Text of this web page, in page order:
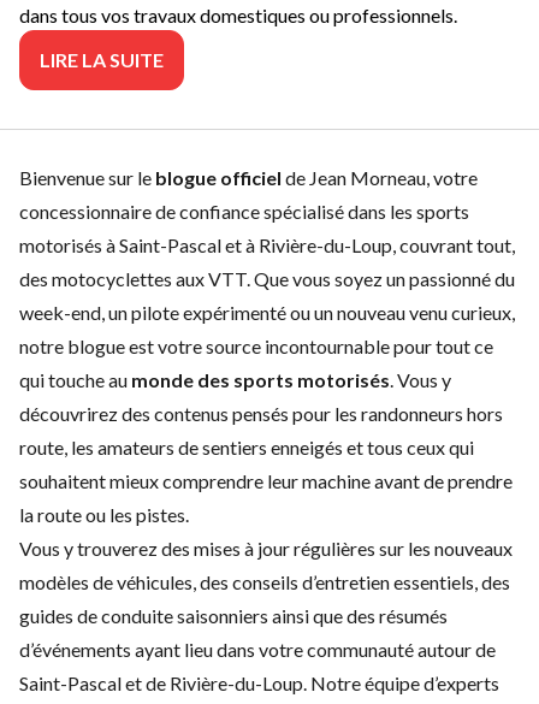
dans tous vos travaux domestiques ou professionnels.
LIRE LA SUITE
Bienvenue sur le blogue officiel de Jean Morneau, votre
concessionnaire de confiance spécialisé dans les sports
motorisés à Saint-Pascal et à Rivière-du-Loup, couvrant tout,
des motocyclettes aux VTT. Que vous soyez un passionné du
week-end, un pilote expérimenté ou un nouveau venu curieux,
notre blogue est votre source incontournable pour tout ce
qui touche au monde des sports motorisés. Vous y
découvrirez des contenus pensés pour les randonneurs hors
route, les amateurs de sentiers enneigés et tous ceux qui
souhaitent mieux comprendre leur machine avant de prendre
la route ou les pistes.
Vous y trouverez des mises à jour régulières sur les nouveaux
modèles de véhicules, des conseils d’entretienessentiels, des
guides de conduite saisonniers ainsi que des résumés
d’événements ayant lieu dans votre communauté autour de
Saint-Pascal et de Rivière-du-Loup. Notre équipe d’experts